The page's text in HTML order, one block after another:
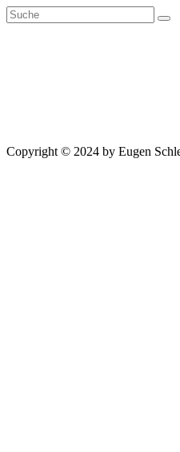
Zum
Inhalt
Copyright © 2024 by Eugen